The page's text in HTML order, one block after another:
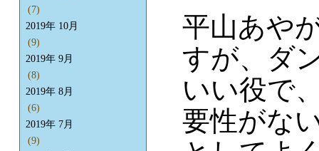
平山あや
すが、ダ
いい役で
要性がな
(7)
2019年 10月
(9)
2019年 9月
(8)
2019年 8月
(6)
2019年 7月
(9)